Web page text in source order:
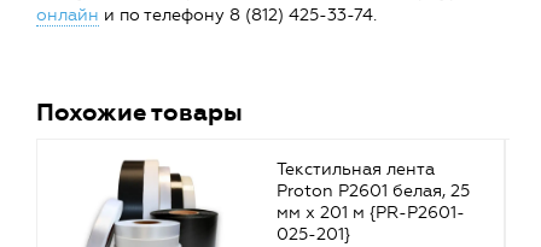
онлайн и по телефону 8 (812) 425-33-74.
Похожие товары
Текстильная лента
Proton P2601 белая, 25
мм x 201 м {PR-P2601-
025-201}